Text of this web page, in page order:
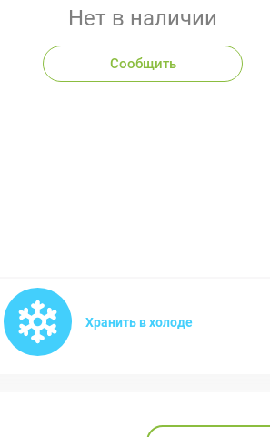
Нет в наличии
Сообщить
Хранить в холоде